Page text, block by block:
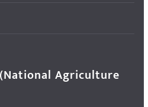
(National Agriculture